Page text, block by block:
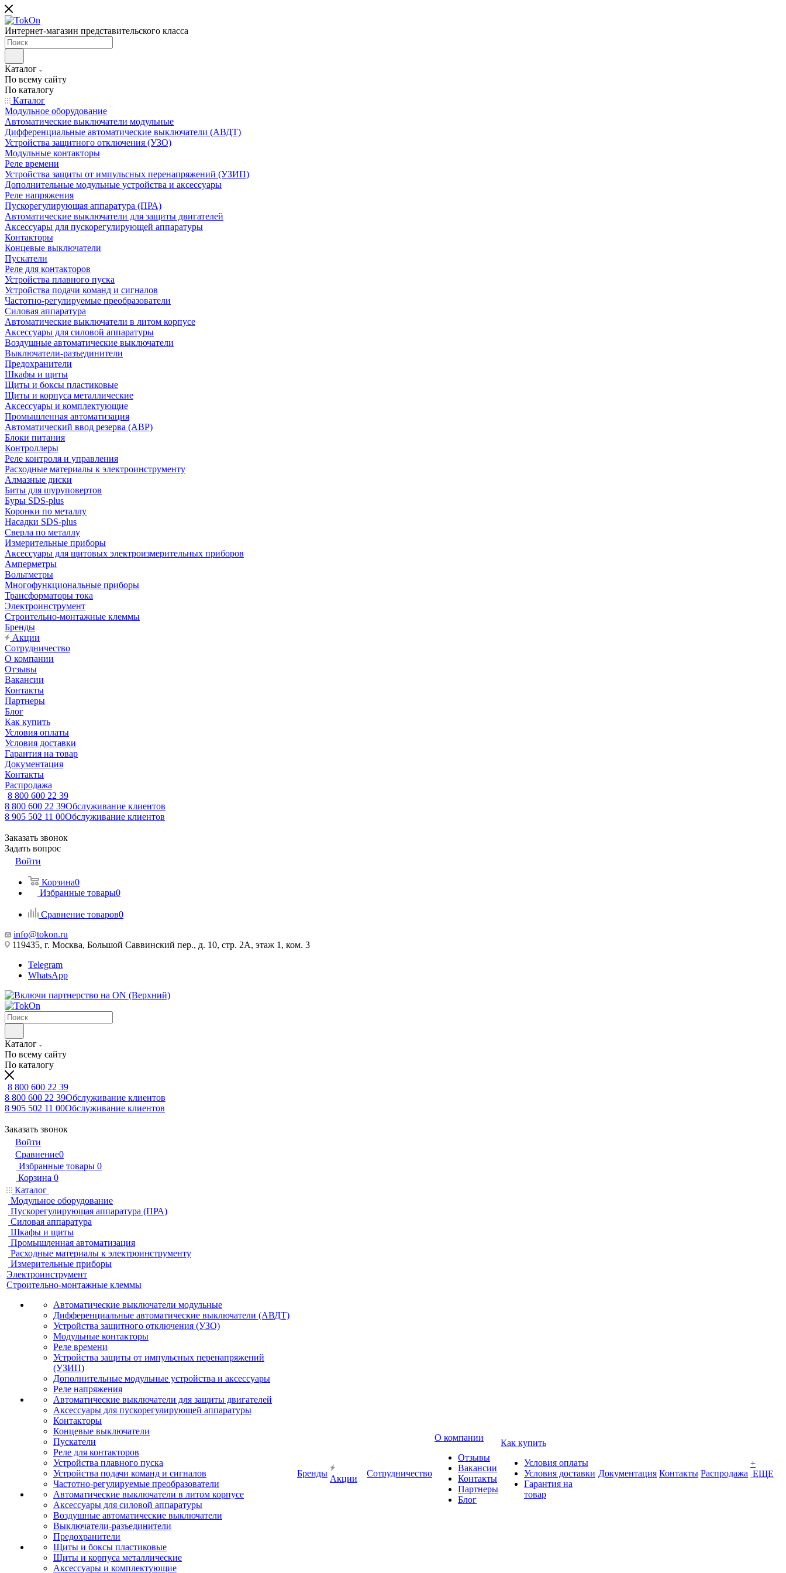
Интернет-магазин представительского класса
Каталог
По всему сайту
По каталогу
Каталог
Модульное оборудование
Автоматические выключатели модульные
Дифференциальные автоматические выключатели (АВДТ)
Устройства защитного отключения (УЗО)
Модульные контакторы
Реле времени
Устройства защиты от импульсных перенапряжений (УЗИП)
Дополнительные модульные устройства и аксессуары
Реле напряжения
Пускорегулирующая аппаратура (ПРА)
Автоматические выключатели для защиты двигателей
Аксессуары для пускорегулирующей аппаратуры
Контакторы
Концевые выключатели
Пускатели
Реле для контакторов
Устройства плавного пуска
Устройства подачи команд и сигналов
Частотно-регулируемые преобразователи
Силовая аппаратура
Автоматические выключатели в литом корпусе
Аксессуары для силовой аппаратуры
Воздушные автоматические выключатели
Выключатели-разъединители
Предохранители
Шкафы и щиты
Щиты и боксы пластиковые
Щиты и корпуса металлические
Аксессуары и комплектующие
Промышленная автоматизация
Автоматический ввод резерва (АВР)
Блоки питания
Контроллеры
Реле контроля и управления
Расходные материалы к электроинструменту
Алмазные диски
Биты для шуруповертов
Буры SDS-plus
Коронки по металлу
Насадки SDS-plus
Сверла по металлу
Измерительные приборы
Аксессуары для щитовых электроизмерительных приборов
Амперметры
Вольтметры
Многофункциональные приборы
Трансформаторы тока
Электроинструмент
Строительно-монтажные клеммы
Бренды
Акции
Сотрудничество
О компании
Отзывы
Вакансии
Контакты
Партнеры
Блог
Как купить
Условия оплаты
Условия доставки
Гарантия на товар
Документация
Контакты
Распродажа
8 800 600 22 39
8 800 600 22 39Обслуживание клиентов
8 905 502 11 00Обслуживание клиентов
Заказать звонок
Задать вопрос
Войти
Корзина0
Избранные товары0
Сравнение товаров0
info@tokon.ru
119435, г. Москва, Большой Саввинский пер., д. 10, стр. 2А, этаж 1, ком. 3
Telegram
WhatsApp
Каталог
По всему сайту
По каталогу
8 800 600 22 39
8 800 600 22 39Обслуживание клиентов
8 905 502 11 00Обслуживание клиентов
Заказать звонок
Войти
Сравнение0
Избранные товары 0
Корзина 0
Каталог
Модульное оборудование
Пускорегулирующая аппаратура (ПРА)
Силовая аппаратура
Шкафы и щиты
Промышленная автоматизация
Расходные материалы к электроинструменту
Измерительные приборы
Электроинструмент
Строительно-монтажные клеммы
Автоматические выключатели модульные
Дифференциальные автоматические выключатели (АВДТ)
Устройства защитного отключения (УЗО)
Модульные контакторы
Реле времени
Устройства защиты от импульсных перенапряжений
(УЗИП)
Дополнительные модульные устройства и аксессуары
Реле напряжения
Автоматические выключатели для защиты двигателей
Аксессуары для пускорегулирующей аппаратуры
Контакторы
Концевые выключатели
Пускатели
Реле для контакторов
Устройства плавного пуска
Устройства подачи команд и сигналов
Частотно-регулируемые преобразователи
Автоматические выключатели в литом корпусе
Аксессуары для силовой аппаратуры
Воздушные автоматические выключатели
Выключатели-разъединители
Предохранители
Щиты и боксы пластиковые
Щиты и корпуса металлические
Аксессуары и комплектующие
Бренды
Акции
Сотрудничество
О компании
Отзывы
Вакансии
Контакты
Партнеры
Блог
Как купить
Условия оплаты
Условия доставки
Гарантия на
товар
Документация Контакты Распродажа
+
ЕЩЕ